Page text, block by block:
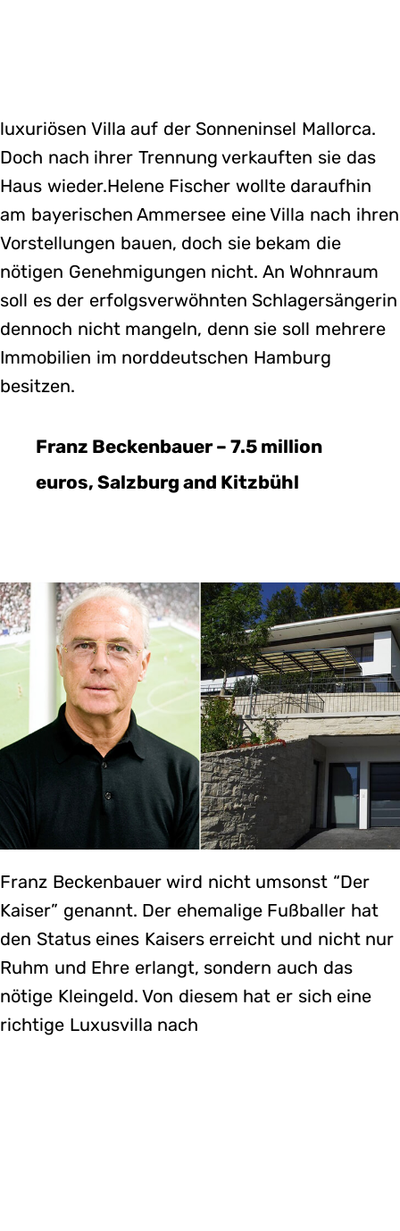
luxuriösen Villa auf der Sonneninsel Mallorca.
Doch nach ihrer Trennung verkauften sie das
Haus wieder.Helene Fischer wollte daraufhin
am bayerischen Ammersee eine Villa nach ihren
Vorstellungen bauen, doch sie bekam die
nötigen Genehmigungen nicht. An Wohnraum
soll es der erfolgsverwöhnten Schlagersängerin
dennoch nicht mangeln, denn sie soll mehrere
Immobilien im norddeutschen Hamburg
besitzen.
Franz Beckenbauer – 7.5 million
euros, Salzburg and Kitzbühl
Franz Beckenbauer wird nicht umsonst “Der
Kaiser” genannt. Der ehemalige Fußballer hat
den Status eines Kaisers erreicht und nicht nur
Ruhm und Ehre erlangt, sondern auch das
nötige Kleingeld. Von diesem hat er sich eine
richtige Luxusvilla nach